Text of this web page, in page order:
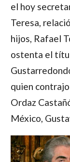
el hoy
Teresa ,
hijos, Rafael
ostenta el
quien
Ordaz
México,